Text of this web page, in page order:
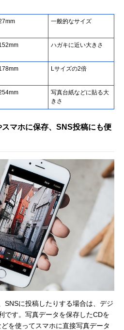
一般的なサイズ
ハガキに近い大きさ
Lサイズの2倍
写真台紙などに貼る大
きさ
マホに保存、SNS投稿にも便
SNSに投稿したりする場合は、デジ
です。写真データを保存したCDを
を使ってスマホに直接写真データ